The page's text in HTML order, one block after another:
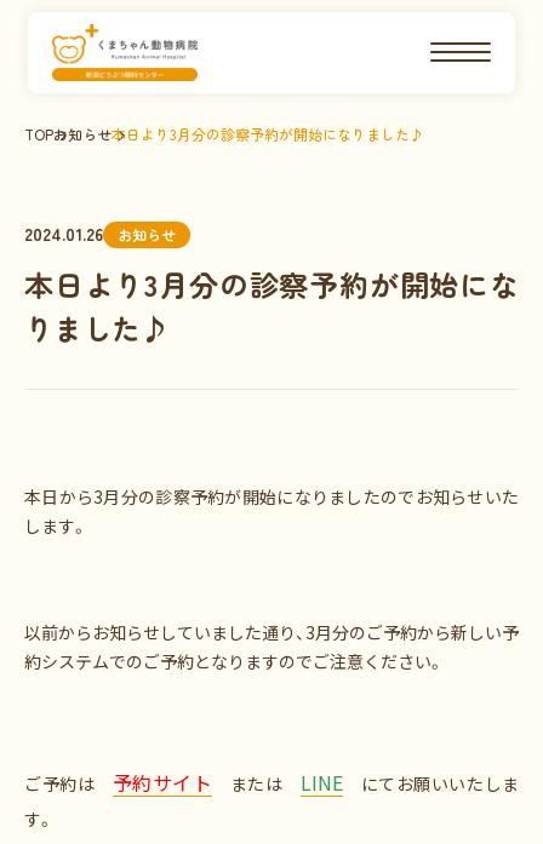
TOPお知らせ本日より3月分の診察予約が開始になりました♪
2024.01.26 お知らせ
本日より3月分の診察予約が開始にな
りました♪
本日から3月分の診察予約が開始になりましたのでお知らせいた
します。
以前からお知らせしていました通り、3月分のご予約から新しい予
約システムでのご予約となりますのでご注意ください。
ご予約は 予約サイト または LINEにてお願いいたしま
す。